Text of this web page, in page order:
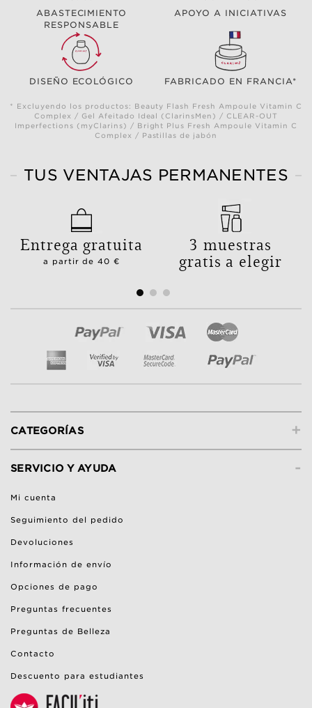
ABASTECIMIENTO
RESPONSABLE
APOYO A INICIATIVAS
DISEÑO ECOLÓGICO FABRICADO EN FRANCIA*
* Excluyendo los productos: Beauty Flash Fresh Ampoule Vitamin C
Complex / Gel Afeitado Ideal (ClarinsMen) / CLEAR-OUT
Imperfections (myClarins) / Bright Plus Fresh Ampoule Vitamin C
Complex / Pastillas de jabón
TUS VENTAJAS PERMANENTES
Entrega gratuita
a partir de 40 €
3 muestras
gratis a elegir
+
CATEGORÍAS
-
SERVICIO Y AYUDA
Mi cuenta
Seguimiento del pedido
Devoluciones
Información de envío
Opciones de pago
Preguntas frecuentes
Preguntas de Belleza
Contacto
Descuento para estudiantes